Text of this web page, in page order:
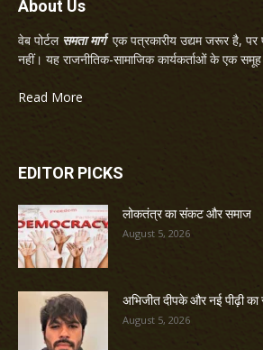
About Us
वेब पोर्टल समता मार्गएक पत्रकारीय उद्यम जरूर है, पर
नहीं। यह राजनीतिक-सामाजिक कार्यकर्ताओं के एक
Read More
EDITOR PICKS
लोकतंत्र का संकट और समाज
August 5, 2026
अभिजीत दीपके और नई पीढ़ी का
August 5, 2026